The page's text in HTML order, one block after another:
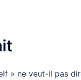
» ne veut-il pas